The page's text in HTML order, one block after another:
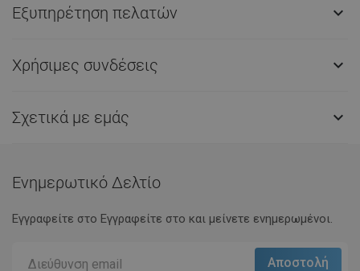
Εξυπηρέτηση πελατών 
Χρήσιμες συνδέσεις 
Σχετικά με εμάς 
Ενημερωτικό Δελτίο
Εγγραφείτε στο Eγγραφείτε στο και μείνετε ενημερωμένοι.